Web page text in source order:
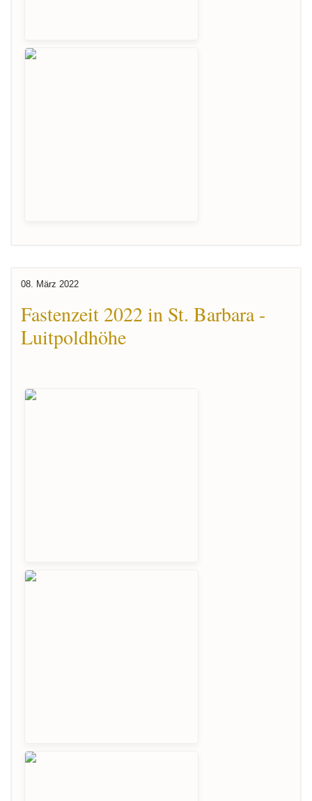
08. März 2022
Fastenzeit 2022 in St. Barbara -
Luitpoldhöhe